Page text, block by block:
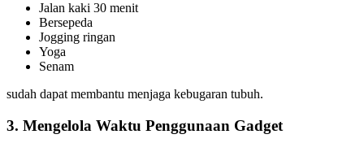
Jalan kaki 30 menit
Bersepeda
Jogging ringan
Yoga
Senam
sudah dapat membantu menjaga kebugaran tubuh.
3. Mengelola Waktu Penggunaan Gadget